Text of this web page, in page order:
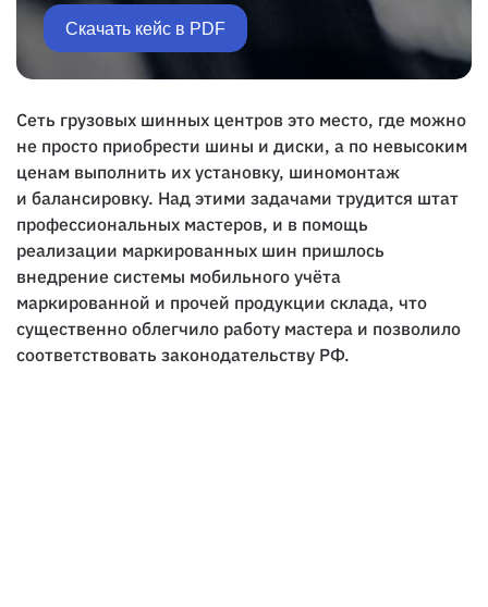
Скачать кейс в PDF
Сеть грузовых шинных центров это место, где можно
не просто приобрести шины и диски, а по невысоким
ценам выполнить их установку, шиномонтаж
и балансировку. Над этими задачами трудится штат
профессиональных мастеров, и в помощь
реализации маркированных шин пришлось
внедрение системы мобильного учёта
маркированной и прочей продукции склада, что
существенно облегчило работу мастера и позволило
соответствовать законодательству РФ.